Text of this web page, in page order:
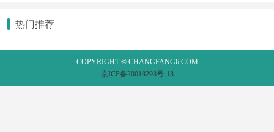
热门推荐
COPYRIGHT © CHANGFANG6.COM
京ICP备20018293号-13